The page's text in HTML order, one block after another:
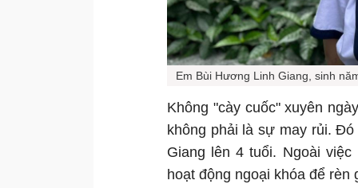
Em Bùi Hương Linh Giang, sinh
Không "cày cuốc" xuyên
không phải là sự may rủi.
Giang lên 4 tuổi. Ngoài
hoạt động ngoại khóa để rèn